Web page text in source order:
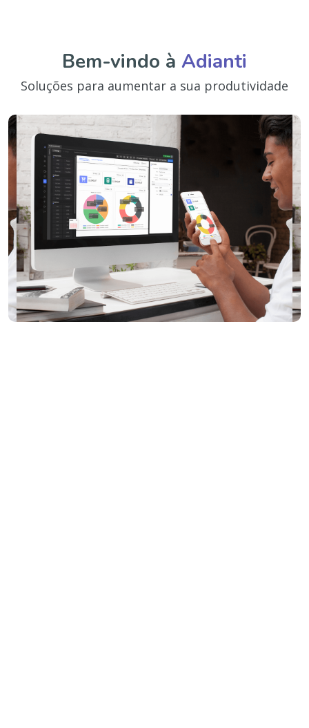
Bem-vindo à Adianti
Soluções para aumentar a sua produtividade